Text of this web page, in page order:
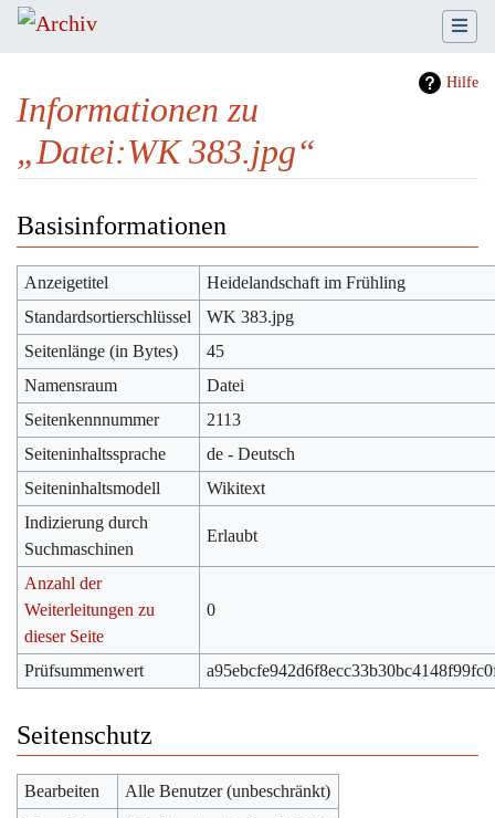
Hilfe
Informationen zu
„Datei:WK 383.jpg“
Basisinformationen
Anzeigetitel
Heidelandschaft im Frühling
Standardsortierschlüssel
WK 383.jpg
Seitenlänge (in Bytes)
45
Namensraum
Datei
Seitenkennnummer
2113
Seiteninhaltssprache
de - Deutsch
Seiteninhaltsmodell
Wikitext
Indizierung durch
Suchmaschinen
Erlaubt
Anzahl der
Weiterleitungen zu
dieser Seite
0
Prüfsummenwert
Seitenschutz
Bearbeiten
Alle Benutzer (unbeschränkt)